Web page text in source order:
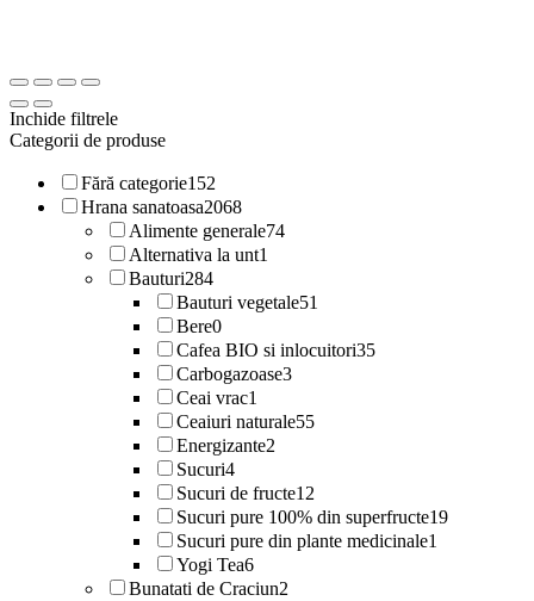
Inchide filtrele
Categorii de produse
Fără categorie152
Hrana sanatoasa2068
Alimente generale74
Alternativa la unt1
Bauturi284
Bauturi vegetale51
Bere0
Cafea BIO si inlocuitori35
Carbogazoase3
Ceai vrac1
Ceaiuri naturale55
Energizante2
Sucuri4
Sucuri de fructe12
Sucuri pure 100% din superfructe19
Sucuri pure din plante medicinale1
Yogi Tea6
Bunatati de Craciun2